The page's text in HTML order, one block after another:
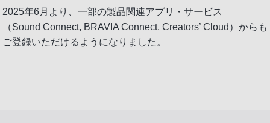
2025年6月より、一部の製品関連アプリ・サービス
（Sound Connect, BRAVIA Connect, Creators’ Cloud）からも
ご登録いただけるようになりました。